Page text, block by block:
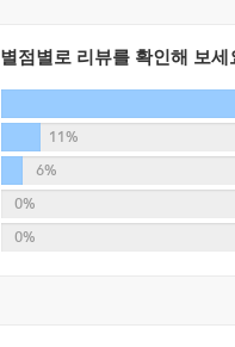
별점별로 리뷰를 확인해 보세
11%
6%
0%
0%